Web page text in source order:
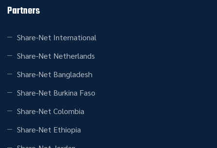
Partners
Share-Net International
Share-Net Netherlands
Share-Net Bangladesh
Share-Net Burkina Faso
Share-Net Colombia
Share-Net Ethiopia